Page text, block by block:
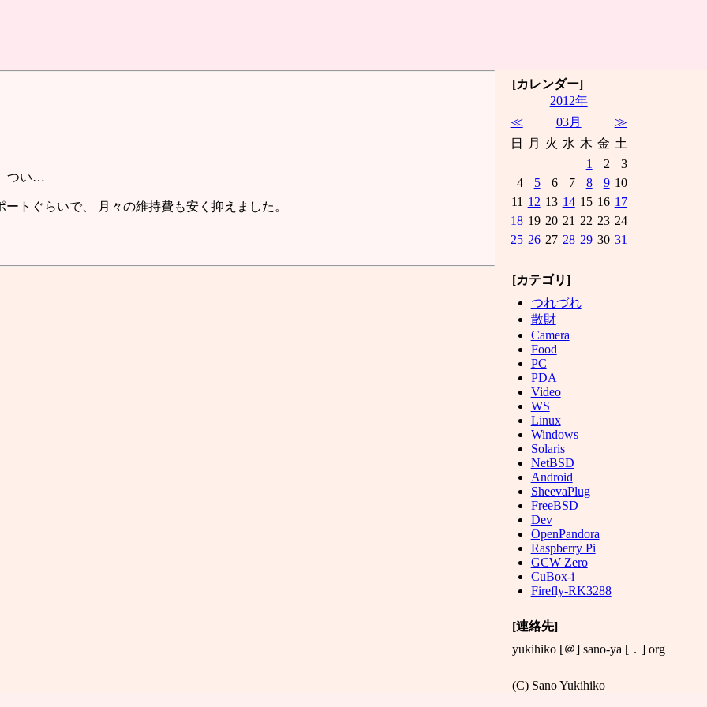
つい…
トぐらいで、 月々の維持費も安く抑えました。
[カレンダー]
2012年
≪
03月
≫
日
月 火 水 木 金 土
1
2
3
4
5 6 7 8 9 10
11 12 13 14 15 16 17
18 19 20 21 22 23 24
25 26 27 28 29 30 31
[カテゴリ]
つれづれ
散財
Camera
Food
PC
PDA
Video
WS
Linux
Windows
Solaris
NetBSD
Android
SheevaPlug
FreeBSD
Dev
OpenPandora
Raspberry Pi
GCW Zero
CuBox-i
Firefly-RK3288
[連絡先]
yukihiko [＠] sano-ya [．] org
(C) Sano Yukihiko